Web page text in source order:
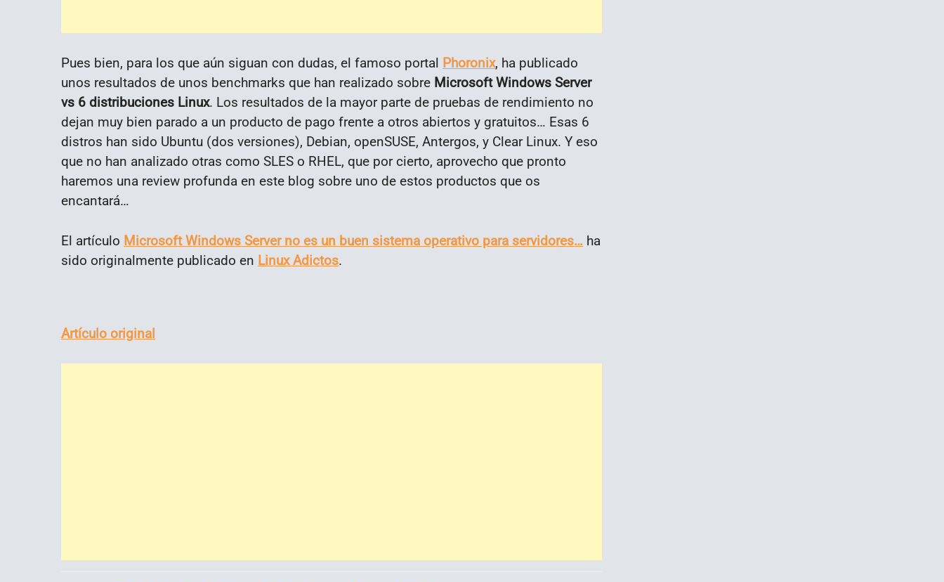
Pues bien, para los que aún siguan con dudas, el famoso portal Phoronix, ha publicado
unos resultados de unos benchmarks que han realizado sobre Microsoft Windows Server
vs 6 distribuciones Linux. Los resultados de la mayor parte de pruebas de rendimiento no
dejan muy bien parado a un producto de pago frente a otros abiertos y gratuitos… Esas 6
distros han sido Ubuntu (dos versiones), Debian, openSUSE, Antergos, y Clear Linux. Y eso
que no han analizado otras como SLES o RHEL, que por cierto, aprovecho que pronto
haremos una review profunda en este blog sobre uno de estos productos que os
encantará…
El artículo Microsoft Windows Server no es un buen sistema operativo para servidores… ha
sido originalmente publicado en Linux Adictos.
Artículo original